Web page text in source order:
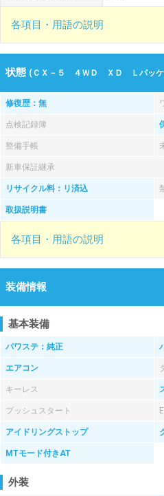
各項目・用語の説明
状態 (ＣＸ－５ ４ＷＤ ＸＤ Ｌパッケージ 平成
修復歴：無
点検記録簿
整備手帳
新車保証継承
リサイクル料：リ済込
取扱説明書
各項目・用語の説明
装備情報
基本装備
パワステ：純正
エアコン
キーレス
プッシュスタート
アイドリングストップ
MTモード付きAT
外装